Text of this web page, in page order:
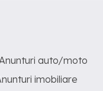
auto/moto
imobiliare